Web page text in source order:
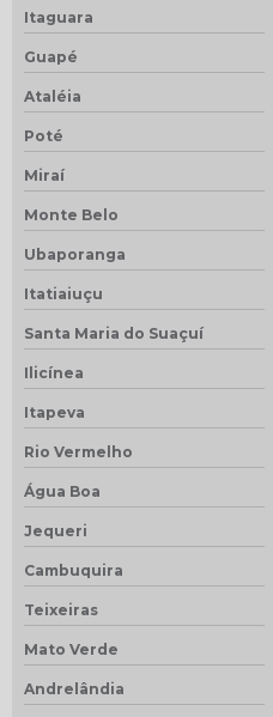
Itaguara
Guapé
Ataléia
Poté
Miraí
Monte Belo
Ubaporanga
Itatiaiuçu
Santa Maria do Suaçuí
Ilicínea
Itapeva
Rio Vermelho
Água Boa
Jequeri
Cambuquira
Teixeiras
Mato Verde
Andrelândia